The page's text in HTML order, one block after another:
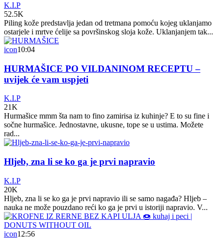
K.I.P
52.5K
Piling kože predstavlja jedan od tretmana pomoću kojeg uklanjamo
ostarjele i mrtve ćelije sa površinskog sloja kože. Uklanjanjem tak...
icon10:04
HURMAŠICE PO VILDANINOM RECEPTU –
uvijek će vam uspjeti
K.I.P
21K
Hurmašice mmm šta nam to fino zamirisa iz kuhinje? E to su fine i
sočne hurmašice. Jednostavne, ukusne, tope se u ustima. Možete
rad...
Hljeb, zna li se ko ga je prvi napravio
K.I.P
20K
Hljeb, zna li se ko ga je prvi napravio ili se samo nagađa? Hljeb –
nauka ne može pouzdano reći ko ga je prvi u istoriji napravio. V...
icon12:56